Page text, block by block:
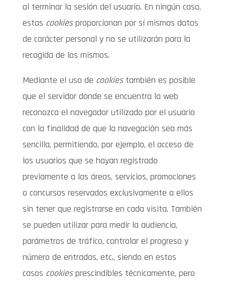
al terminar la sesión del usuario. En ningún caso,
estas cookiesproporcionan por sí mismas datos
de carácter personal y no se utilizarán para la
recogida de los mismos.
Mediante el uso de cookies también es posible
que el servidor donde se encuentra la web
reconozca el navegador utilizado por el usuario
con la finalidad de que la navegación sea más
sencilla, permitiendo, por ejemplo, el acceso de
los usuarios que se hayan registrado
previamente a las áreas, servicios, promociones
o concursos reservados exclusivamente a ellos
sin tener que registrarse en cada visita. También
se pueden utilizar para medir la audiencia,
parámetros de tráfico, controlar el progreso y
número de entradas, etc., siendo en estos
casos cookiesprescindibles técnicamente, pero